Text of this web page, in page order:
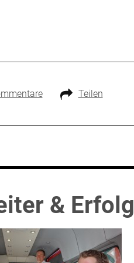
Teilen
& Erfolg